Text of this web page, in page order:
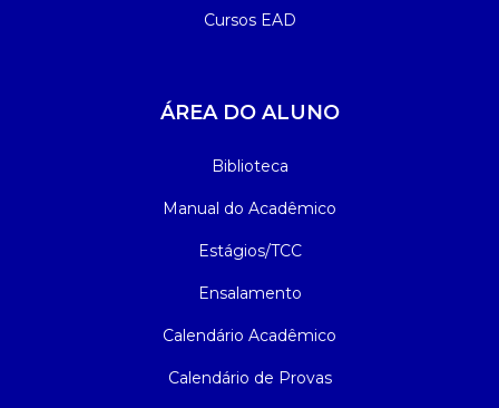
Cursos EAD
ÁREA DO ALUNO
Biblioteca
Manual do Acadêmico
Estágios/TCC
Ensalamento
Calendário Acadêmico
Calendário de Provas